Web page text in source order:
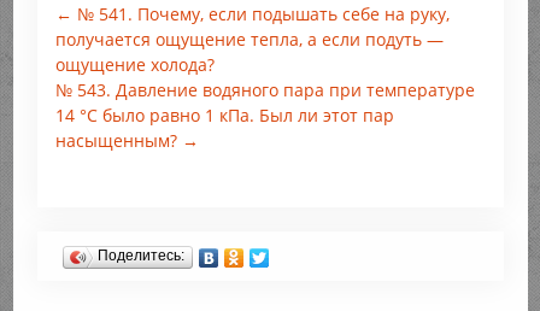
← № 541. Почему, если подышать себе на руку,
получается ощущение тепла, а если подуть —
ощущение холода?
№ 543. Давление водяного пара при температуре
14 °С было равно 1 кПа. Был ли этот пар
насыщенным? →
Поделитесь: